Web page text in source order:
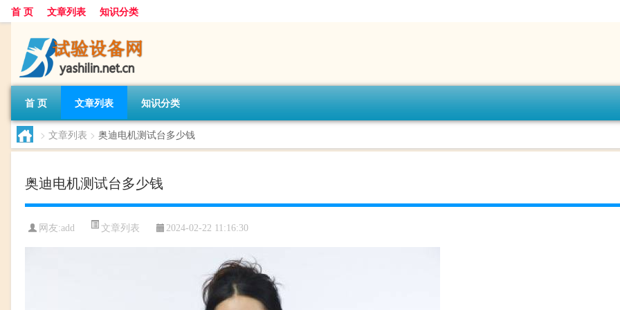
首 页 文章列表 知识分类
首 页 文章列表 知识分类
> 文章列表 > 奥迪电机测试台多少钱
奥迪电机测试台多少钱
网友:add 文章列表 2024-02-22 11:16:30